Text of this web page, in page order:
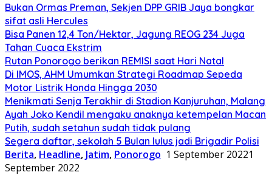
Bukan Ormas Preman, Sekjen DPP GRIB Jaya bongkar
sifat asli Hercules
Bisa Panen 12,4 Ton/Hektar, Jagung REOG 234 Juga
Tahan Cuaca Ekstrim
Rutan Ponorogo berikan REMISI saat Hari Natal
Di IMOS, AHM Umumkan Strategi Roadmap Sepeda
Motor Listrik Honda Hingga 2030
Menikmati Senja Terakhir di Stadion Kanjuruhan, Malang
Ayah Joko Kendil mengaku anaknya ketempelan Macan
Putih, sudah setahun sudah tidak pulang
Segera daftar, sekolah 5 Bulan lulus jadi Brigadir Polisi
Berita, Headline, Jatim, Ponorogo 1 September 20221
September 2022